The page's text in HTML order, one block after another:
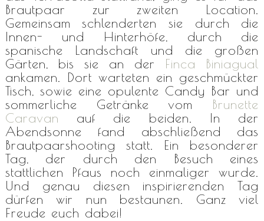
Brautpaar zur zweiten Location.
Gemeinsam schlenderten sie durch die
Innen- und Hinterhöfe, durch die
spanische Landschaft und die großen
Gärten, bis sie an der Finca Biniagual
ankamen. Dort warteten ein geschmückter
Tisch, sowie eine opulente Candy Bar und
sommerliche Getränke vom Brunette
Caravan auf die beiden. In der
Abendsonne fand abschließend das
Brautpaarshooting statt. Ein besonderer
Tag, der durch den Besuch eines
stattlichen Pfaus noch einmaliger wurde.
Und genau diesen inspirierenden Tag
dürfen wir nun bestaunen. Ganz viel
Freude euch dabei!